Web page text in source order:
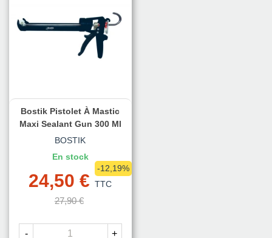
Bostik Pistolet À Mastic
Maxi Sealant Gun 300 Ml
BOSTIK
En stock
24,50 € TTC
27,90 €
-12,19%
- +